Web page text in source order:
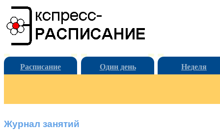
Расписание Один день Неделя
Журнал занятий